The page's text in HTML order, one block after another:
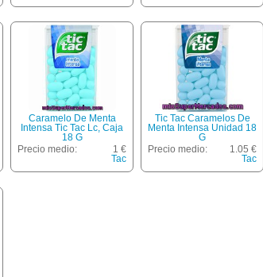
Caramelo De Menta
Intensa Tic Tac Lc, Caja
18 G
Precio medio:
1 €
Tac
Tic Tac Caramelos De
Menta Intensa Unidad 18
G
Precio medio:
1.05 €
Tac